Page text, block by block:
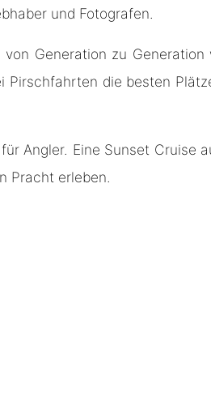
und Fotografen.
Generation zu Generation
Pirschfahrten die besten
Angler. Eine Sunset Cruise
Pracht erleben.